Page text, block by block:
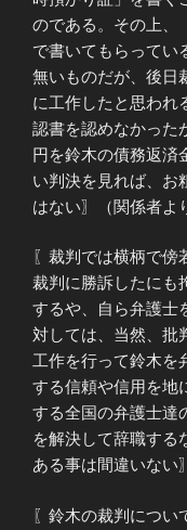
のである。その上、
で書いてもらってい
無いものだが、後日
に工作したと思われ
認書を認めなかった
円を鈴木の債務返済
い判決を見れば、お
はない〗（関係者よ
〖裁判では横柄で傍
裁判に勝訴したにも
するや、自ら弁護士
対しては、当然、批
工作を行って鈴木を
する信頼や信用を地
する全国の弁護士達
を解決して辞職する
ある事は間違いない〗
〖鈴木の裁判につい